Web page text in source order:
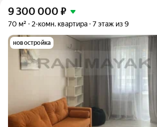
9 300 000 ₽
70 м² 2-комн. квартира 7 этаж из 9
новостройка